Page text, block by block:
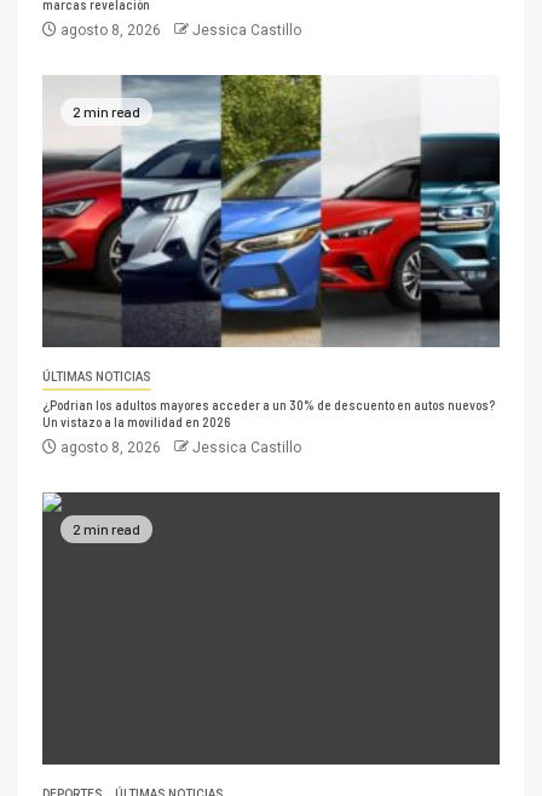
marcas revelación
agosto 8, 2026 Jessica Castillo
2 min read
ÚLTIMAS NOTICIAS
¿Podrían los adultos mayores acceder a un 30% de descuento en autos nuevos?
Un vistazo a la movilidad en 2026
agosto 8, 2026 Jessica Castillo
2 min read